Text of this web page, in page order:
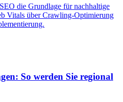
die Grundlage für nachhaltige
Vitals über Crawling-Optimierung
So werden Sie regional